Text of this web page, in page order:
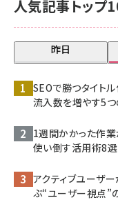
人気記事トップ
昨日
SEOで勝つタイト
流入数を増やす5
1週間かかった作
使い倒す活用術8選
アクティブユーザ
ぶ“ユーザー視点”